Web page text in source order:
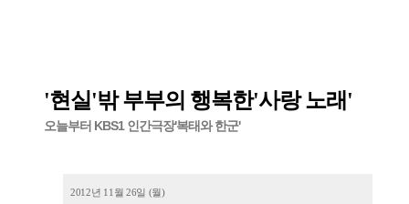
'현실'밖 부부의 행복한'사랑 노래'
오늘부터 KBS1 인간극장'복태와 한군'
2012년 11월 26일 (월)